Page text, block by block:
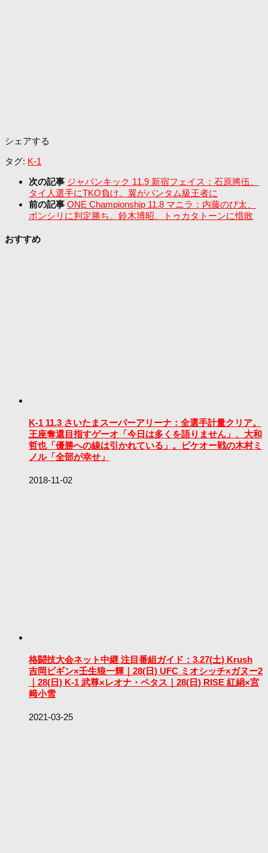
シェアする
タグ: K-1
次の記事 ジャパンキック 11.9 新宿フェイス：石原將伍、
タイ人選手にTKO負け。翼がバンタム級王者に
前の記事 ONE Championship 11.8 マニラ：内藤のび太、
ポンシリに判定勝ち。鈴木博昭、トゥカタトーンに惜敗
おすすめ
K-1 11.3 さいたまスーパーアリーナ：全選手計量クリア。
王座奪還目指すゲーオ「今日は多くを語りません」、大和
哲也「優勝への線は引かれている」。ピケオー戦の木村ミ
ノル「全部が幸せ」
2018-11-02
格闘技大会ネット中継 注目番組ガイド：3.27(土) Krush
吉岡ビギン×壬生狼一輝｜28(日) UFC ミオシッチ×ガヌー2
｜28(日) K-1 武尊×レオナ・ペタス｜28(日) RISE 紅絹×宮
﨑小雪
2021-03-25